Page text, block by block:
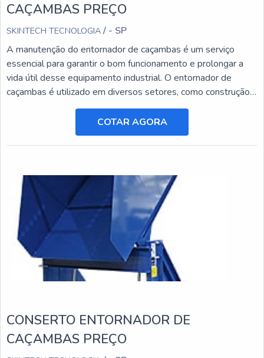
CAÇAMBAS PREÇO
SKINTECH TECNOLOGIA / - SP
A manutenção do entornador de caçambas é um serviço
essencial para garantir o bom funcionamento e prolongar a
vida útil desse equipamento industrial. O entornador de
caçambas é utilizado em diversos setores, como construção
civil, mineração e agricultura, e está sujeito a desgastes e
danos ao longo do tempo.COTAR AGORA
CONSERTO ENTORNADOR DE
CAÇAMBAS PREÇO